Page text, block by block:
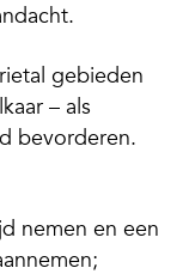
gebieden
– als
bevorderen.
nemen en een